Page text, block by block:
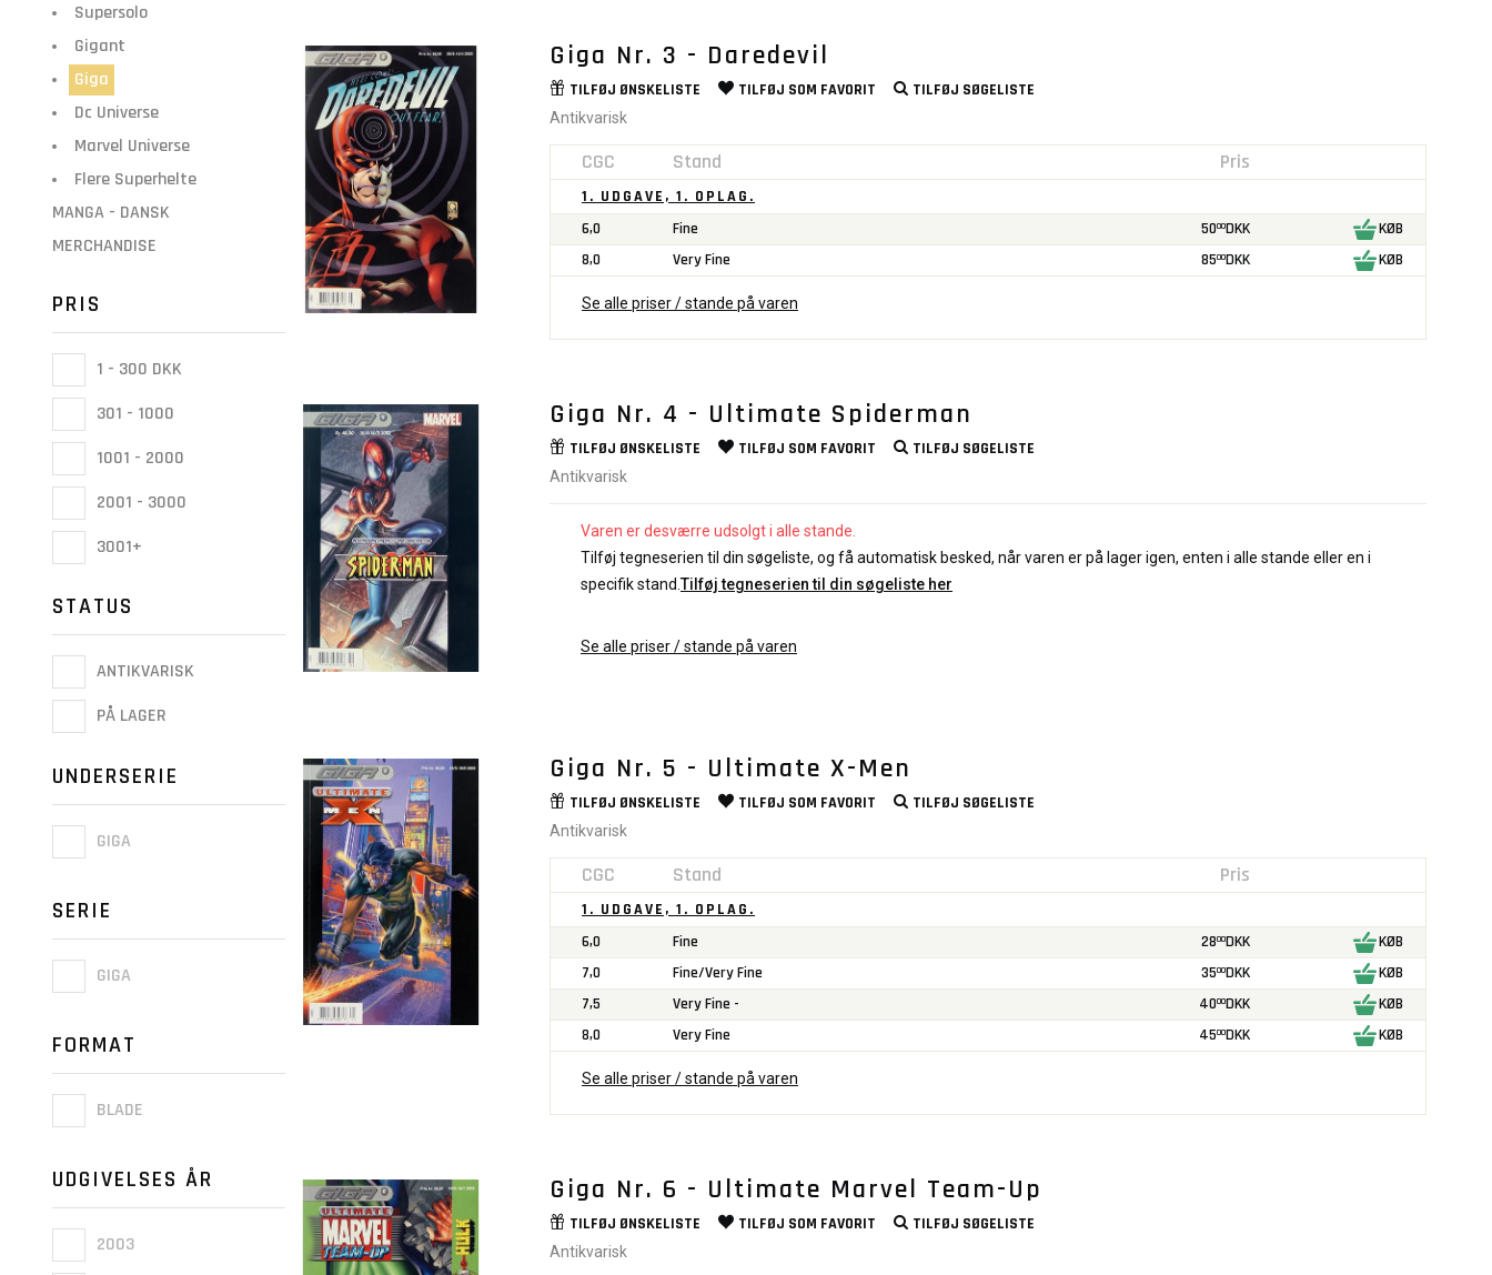
Supersolo
Gigant
Giga
Dc Universe
Marvel Universe
Flere Superhelte
MANGA - DANSK
MERCHANDISE
PRIS
1 - 300 DKK
301 - 1000
1001 - 2000
2001 - 3000
3001+
STATUS
ANTIKVARISK
PÅ LAGER
UNDERSERIE
GIGA
SERIE
GIGA
FORMAT
BLADE
UDGIVELSES ÅR
2003
Giga Nr. 3 - Daredevil
TILFØJ ØNSKELISTE TILFØJ SOM FAVORIT TILFØJ SØGELISTE
Antikvarisk
CGC Stand Pris
1. UDGAVE, 1. OPLAG.
6,0
Fine 5000DKK
KØB
8,0
Very Fine 8500DKK KØB
Se alle priser / stande på varen
Giga Nr. 4 - Ultimate Spiderman
TILFØJ ØNSKELISTE TILFØJ SOM FAVORIT TILFØJ SØGELISTE
Antikvarisk
Varen er desværre udsolgt i alle stande.
Tilføj tegneserien til din søgeliste, og få automatisk besked, når varen er på lager igen, enten i alle stande eller en i
specifik stand.Tilføj tegneserien til din søgeliste her
Se alle priser / stande på varen
Giga Nr. 5 - Ultimate X-Men
TILFØJ ØNSKELISTE TILFØJ SOM FAVORIT TILFØJ SØGELISTE
Antikvarisk
CGC Stand Pris
1. UDGAVE, 1. OPLAG.
6,0
Fine 2800DKK
KØB
7,0
Fine/Very Fine 3500DKK
KØB
7,5
Very Fine - 4000DKK
KØB
8,0
Very Fine 4500DKK KØB
Se alle priser / stande på varen
Giga Nr. 6 - Ultimate Marvel Team-Up
TILFØJ ØNSKELISTE TILFØJ SOM FAVORIT TILFØJ SØGELISTE
Antikvarisk